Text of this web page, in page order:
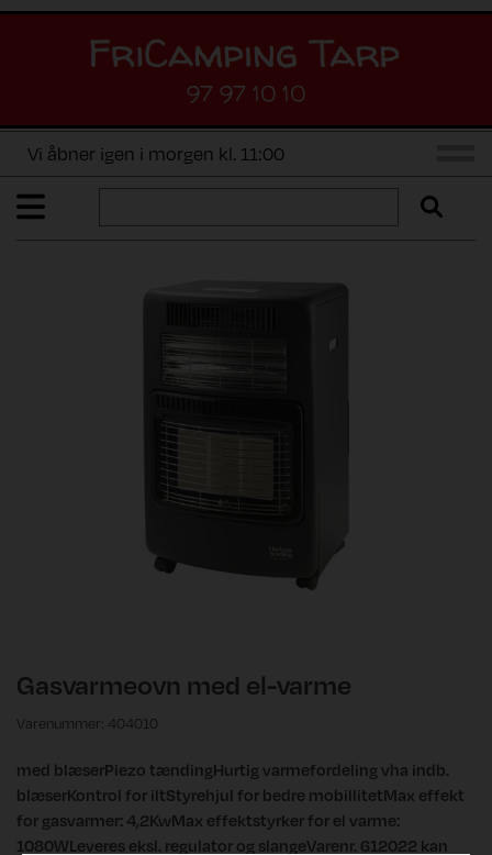
97 97 10 10
Vi åbner igen i morgen kl. 11:00
Gasvarmeovn med el-varme
Varenummer: 404010
med blæserPiezo tændingHurtig varmefordeling vha indb.
blæserKontrol for iltStyrehjul for bedre mobillitetMax effekt
for gasvarmer: 4,2KwMax effektstyrker for el varme:
1080WLeveres eksl. regulator og slangeVarenr. 612022 kan